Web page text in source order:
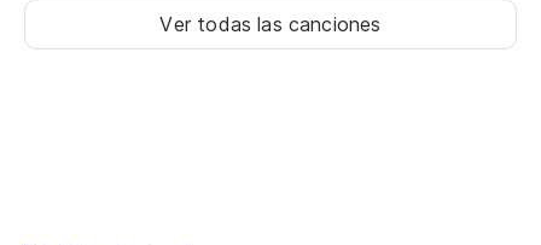
Ver todas las canciones